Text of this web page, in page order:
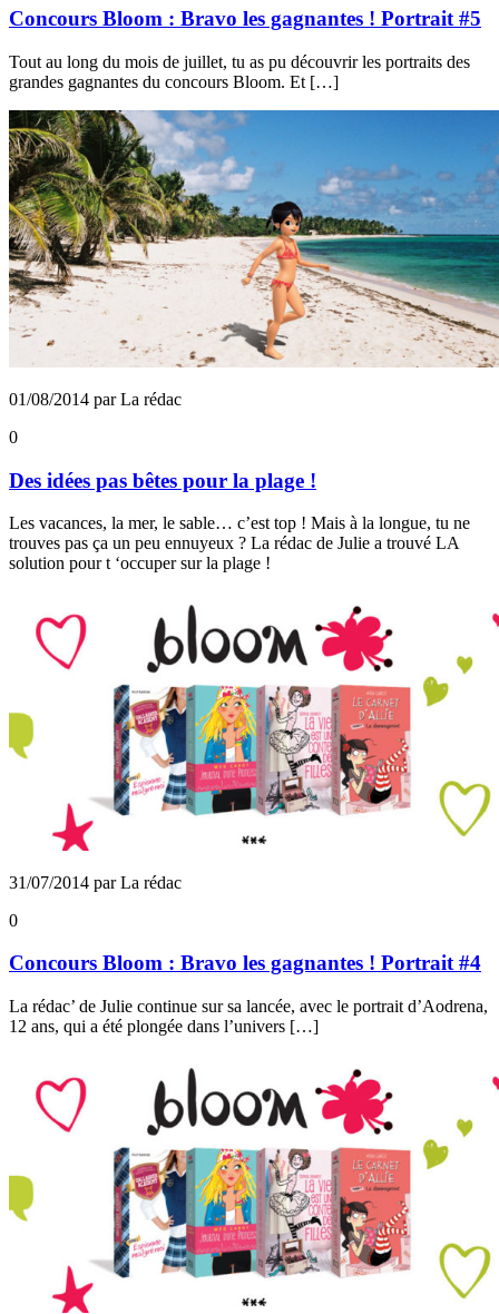
Concours Bloom : Bravo les gagnantes ! Portrait #5
Tout au long du mois de juillet, tu as pu découvrir les portraits des
grandes gagnantes du concours Bloom. Et […]
01/08/2014 par La rédac
0
Des idées pas bêtes pour la plage !
Les vacances, la mer, le sable… c’est top ! Mais à la longue, tu ne
trouves pas ça un peu ennuyeux ? La rédac de Julie a trouvé LA
solution pour t ‘occuper sur la plage !
31/07/2014 par La rédac
0
Concours Bloom : Bravo les gagnantes ! Portrait #4
La rédac’ de Julie continue sur sa lancée, avec le portrait d’Aodrena,
12 ans, qui a été plongée dans l’univers […]